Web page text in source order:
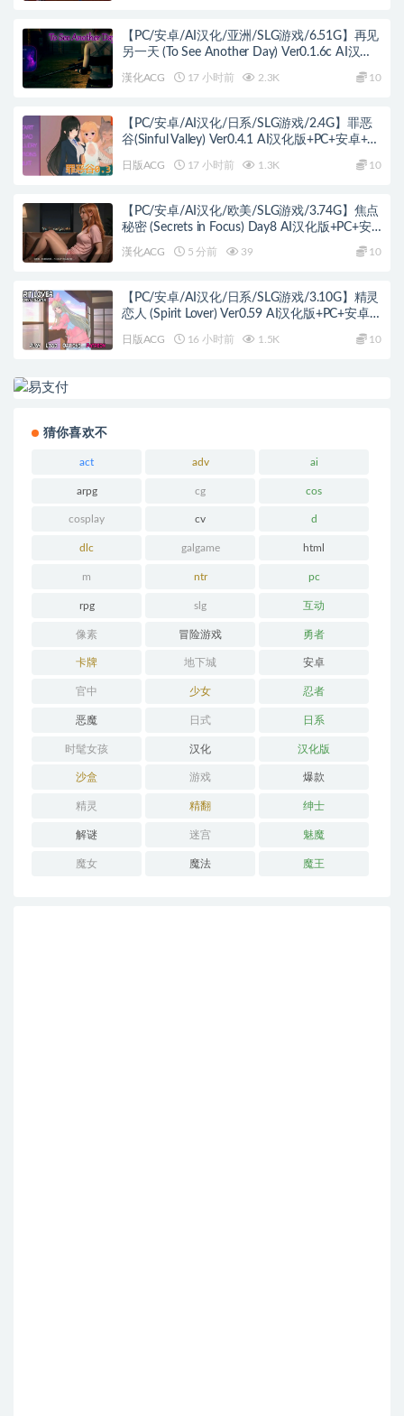
【PC/安卓/AI汉化/亚洲/SLG游戏/6.51G】再见
另一天 (To See Another Day) Ver0.1.6c AI汉化
漢化ACG 17 小时前 2.3K 10
【PC/安卓/AI汉化/日系/SLG游戏/2.4G】罪恶
谷(Sinful Valley) Ver0.4.1 AI汉化版+PC+安卓+日
日版ACG 17 小时前 1.3K 10
【PC/安卓/AI汉化/欧美/SLG游戏/3.74G】焦点
秘密 (Secrets in Focus) Day8 AI汉化版+PC+安
漢化ACG 5 分前 39 10
【PC/安卓/AI汉化/日系/SLG游戏/3.10G】精灵
恋人 (Spirit Lover) Ver0.59 AI汉化版+PC+安卓
日版ACG 16 小时前 1.5K 10
猜你喜欢不
act adv ai
arpg cg cos
cosplay cv d
dlc galgame html
m ntr pc
rpg slg 互动
像素 冒险游戏 勇者
卡牌 地下城 安卓
官中 少女 忍者
恶魔 日式 日系
时髦女孩 汉化 汉化版
沙盒 游戏 爆款
精灵 精翻 绅士
解谜 迷宫 魅魔
魔女 魔法 魔王